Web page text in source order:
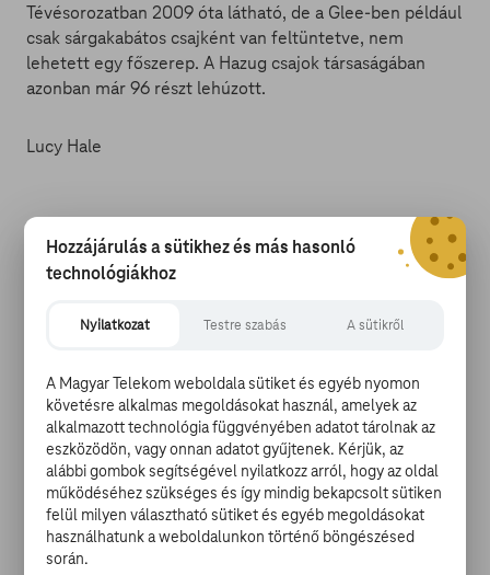
Tévésorozatban 2009 óta látható, de a Glee-ben például
csak sárgakabátos csajként van feltüntetve, nem
lehetett egy főszerep. A Hazug csajok társaságában
azonban már 96 részt lehúzott.
Lucy Hale
2007-ben lett ismertebb a Bionika című sorozattal,
később a Kőgazdagok követői láthatták gyakrabban. Ő
nem modellként vagy táncosként kezdte, mint több
kolléganője, hanem énekesként. 2005 óta próbálkozik
színészettel.
Sasha Pieterse
Dél-Afrikában született, Las Vegasban nőtt fel,
hatévesen már sorozatban játszott. A Doktor House, a
Miami helyszínelők és a nyomtalanul nézői láthatták,
majd a Hősökben volt több szerepe. 2010 óta a hazug
Hozzájárulás a sütikhez és más hasonló
technológiákhoz
Nyilatkozat Testre szabás A sütikről
A Magyar Telekom weboldala sütiket és egyéb nyomon
követésre alkalmas megoldásokat használ, amelyek az
alkalmazott technológia függvényében adatot tárolnak az
eszközödön, vagy onnan adatot gyűjtenek. Kérjük, az
alábbi gombok segítségével nyilatkozz arról, hogy az oldal
működéséhez szükséges és így mindig bekapcsolt sütiken
felül milyen választható sütiket és egyéb megoldásokat
használhatunk a weboldalunkon történő böngészésed
során.